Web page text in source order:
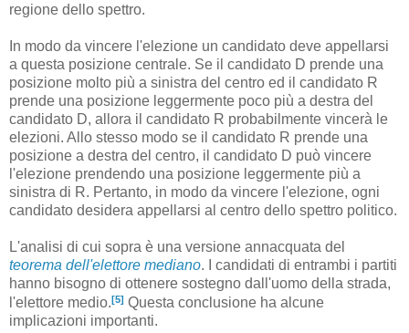
regione dello spettro.
In modo da vincere l'elezione un candidato deve appellarsi
a questa posizione centrale. Se il candidato D prende una
posizione molto più a sinistra del centro ed il candidato R
prende una posizione leggermente poco più a destra del
candidato D, allora il candidato R probabilmente vincerà le
elezioni. Allo stesso modo se il candidato R prende una
posizione a destra del centro, il candidato D può vincere
l'elezione prendendo una posizione leggermente più a
sinistra di R. Pertanto, in modo da vincere l'elezione, ogni
candidato desidera appellarsi al centro dello spettro politico.
L'analisi di cui sopra è una versione annacquata del
teorema dell'elettore mediano. I candidati di entrambi i partiti
hanno bisogno di ottenere sostegno dall'uomo della strada,
l'elettore medio.[5] Questa conclusione ha alcune
implicazioni importanti.